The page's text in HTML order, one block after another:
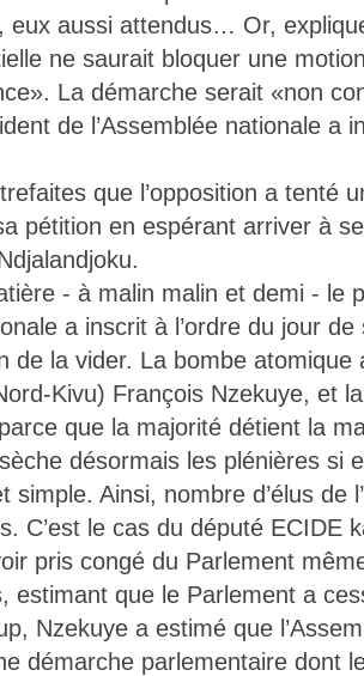
eux aussi attendus… Or,
ne saurait bloquer une
La démarche serait «non
de l’Assemblée nationale a
que l’opposition a tenté
pétition en espérant arriver à
- à malin malin et demi - le
a inscrit à l’ordre du jour
de la vider. La bombe atomique
Kivu) François Nzekuye, et
que la majorité détient la
désormais les plénières si
simple. Ainsi, nombre d’élus de
C’est le cas du député ECIDE
pris congé du Parlement
estimant que le Parlement a
Nzekuye a estimé que
démarche parlementaire dont